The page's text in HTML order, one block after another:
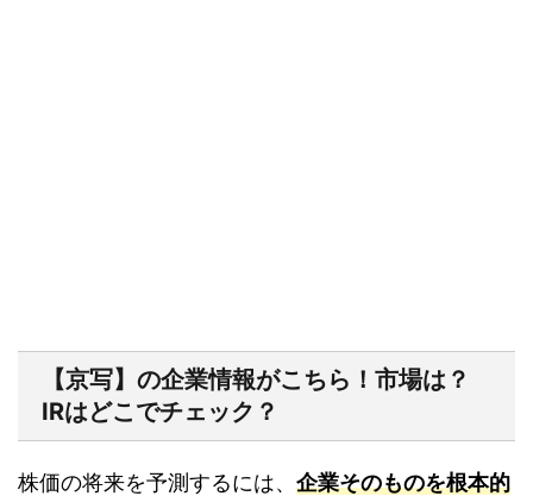
【京写】の企業情報がこちら！市場は？
IRはどこでチェック？
株価の将来を予測するには、 企業そのものを根本的